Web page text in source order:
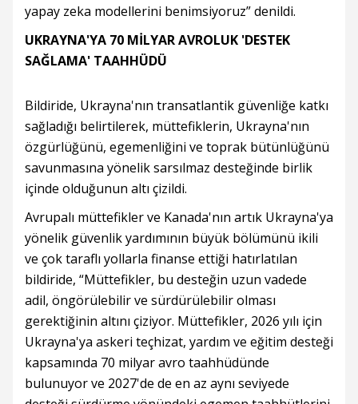
yapay zeka modellerini benimsiyoruz” denildi.
UKRAYNA'YA 70 MİLYAR AVROLUK 'DESTEK
SAĞLAMA' TAAHHÜDÜ
Bildiride, Ukrayna'nın transatlantik güvenliğe katkı
sağladığı belirtilerek, müttefiklerin, Ukrayna'nın
özgürlüğünü, egemenliğini ve toprak bütünlüğünü
savunmasına yönelik sarsılmaz desteğinde birlik
içinde olduğunun altı çizildi.
Avrupalı müttefikler ve Kanada'nın artık Ukrayna'ya
yönelik güvenlik yardımının büyük bölümünü ikili
ve çok taraflı yollarla finanse ettiği hatırlatılan
bildiride, “Müttefikler, bu desteğin uzun vadede
adil, öngörülebilir ve sürdürülebilir olması
gerektiğinin altını çiziyor. Müttefikler, 2026 yılı için
Ukrayna'ya askeri teçhizat, yardım ve eğitim desteği
kapsamında 70 milyar avro taahhüdünde
bulunuyor ve 2027'de de en az aynı seviyede